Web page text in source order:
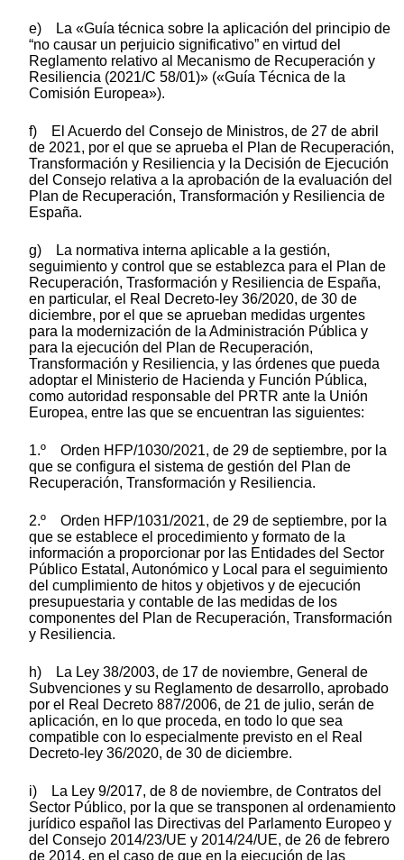
e) La «Guía técnica sobre la aplicación del principio de
“no causar un perjuicio significativo” en virtud del
Reglamento relativo al Mecanismo de Recuperación y
Resiliencia (2021/C 58/01)» («Guía Técnica de la
Comisión Europea»).
f) El Acuerdo del Consejo de Ministros, de 27 de abril
de 2021, por el que se aprueba el Plan de Recuperación,
Transformación y Resiliencia y la Decisión de Ejecución
del Consejo relativa a la aprobación de la evaluación del
Plan de Recuperación, Transformación y Resiliencia de
España.
g) La normativa interna aplicable a la gestión,
seguimiento y control que se establezca para el Plan de
Recuperación, Trasformación y Resiliencia de España,
en particular, el Real Decreto-ley 36/2020, de 30 de
diciembre, por el que se aprueban medidas urgentes
para la modernización de la Administración Pública y
para la ejecución del Plan de Recuperación,
Transformación y Resiliencia, y las órdenes que pueda
adoptar el Ministerio de Hacienda y Función Pública,
como autoridad responsable del PRTR ante la Unión
Europea, entre las que se encuentran las siguientes:
1.º Orden HFP/1030/2021, de 29 de septiembre, por la
que se configura el sistema de gestión del Plan de
Recuperación, Transformación y Resiliencia.
2.º Orden HFP/1031/2021, de 29 de septiembre, por la
que se establece el procedimiento y formato de la
información a proporcionar por las Entidades del Sector
Público Estatal, Autonómico y Local para el seguimiento
del cumplimiento de hitos y objetivos y de ejecución
presupuestaria y contable de las medidas de los
componentes del Plan de Recuperación, Transformación
y Resiliencia.
h) La Ley 38/2003, de 17 de noviembre, General de
Subvenciones y su Reglamento de desarrollo, aprobado
por el Real Decreto 887/2006, de 21 de julio, serán de
aplicación, en lo que proceda, en todo lo que sea
compatible con lo especialmente previsto en el Real
Decreto-ley 36/2020, de 30 de diciembre.
i) La Ley 9/2017, de 8 de noviembre, de Contratos del
Sector Público, por la que se transponen al ordenamiento
jurídico español las Directivas del Parlamento Europeo y
del Consejo 2014/23/UE y 2014/24/UE, de 26 de febrero
de 2014, en el caso de que en la ejecución de las